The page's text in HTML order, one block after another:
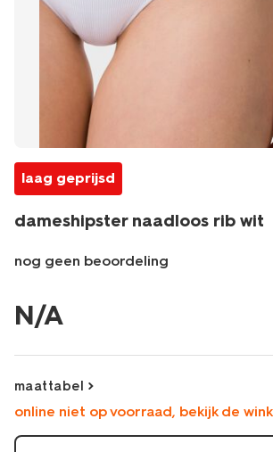
laag geprijsd
dameshipster naadloos rib wit
nog geen beoordeling
naadloos-
rib-
21910841WHITE.html
N/A
maattabel
online niet op voorraad, bekijk de